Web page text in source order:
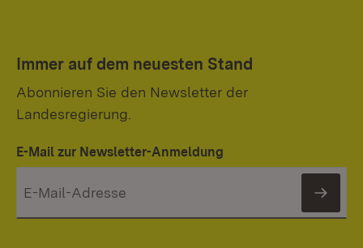
Immer auf dem neuesten Stand
Abonnieren Sie den Newsletter der
Landesregierung.
E-Mail zur Newsletter-Anmeldung